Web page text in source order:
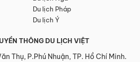
Du lịch Pháp
Du lịch Ý
THÔNG DU LỊCH VIỆT
Thụ, P.Phú Nhuận, TP. Hồ Chí Minh.